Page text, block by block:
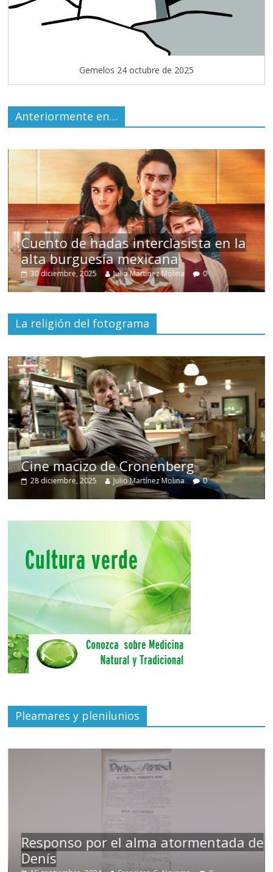
Gemelos 24 octubre de 2025
Anteriormente en…
Cuento de hadas interclasista en la
alta burguesía mexicana
30 diciembre, 2025 Julio Martínez Molina 0
La religión del fotograma
Cine macizo de Cronenberg
28 diciembre, 2025 Julio Martínez Molina 0
Pleamares y plenilunios
Responso por el alma atormentada de
Denís